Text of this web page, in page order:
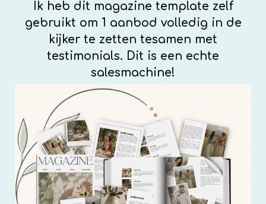
Ik heb dit magazine template zelf
gebruikt om 1 aanbod volledig in de
kijker te zetten tesamen met
testimonials. Dit is een echte
salesmachine!